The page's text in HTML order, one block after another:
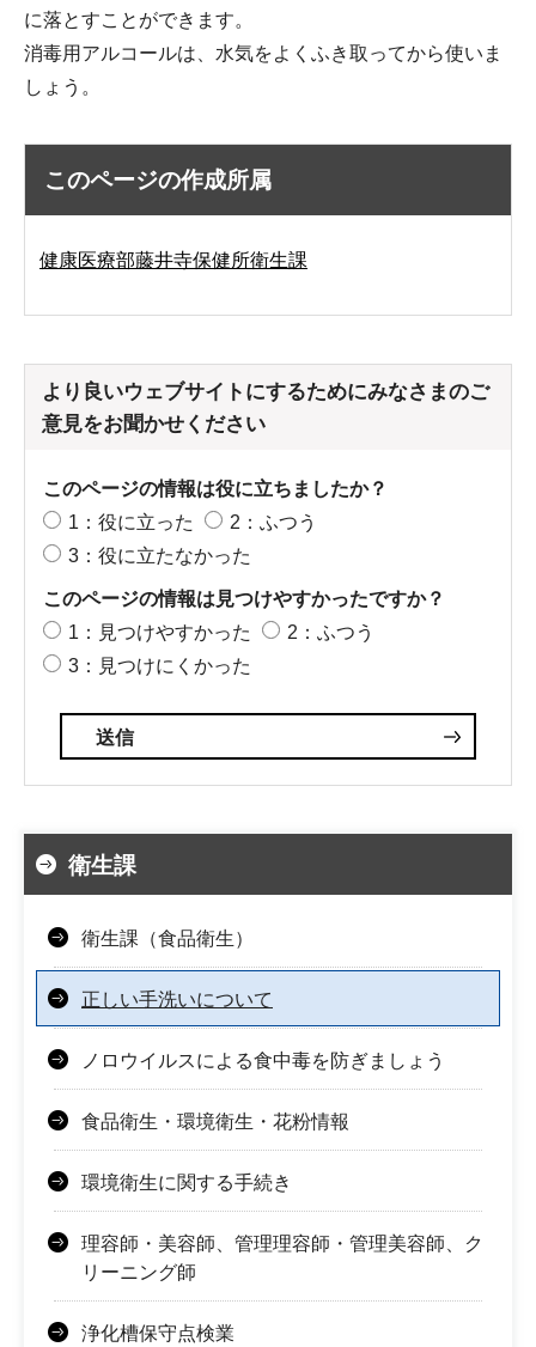
に落とすことができます。
消毒用アルコールは、水気をよくふき取ってから使いま
しょう。
このページの作成所属
健康医療部藤井寺保健所衛生課
より良いウェブサイトにするためにみなさまのご
意見をお聞かせください
このページの情報は役に立ちましたか？
1：役に立った
2：ふつう
3：役に立たなかった
このページの情報は見つけやすかったですか？
1：見つけやすかった
2：ふつう
3：見つけにくかった
衛生課
衛生課（食品衛生）
正しい手洗いについて
ノロウイルスによる食中毒を防ぎましょう
食品衛生・環境衛生・花粉情報
環境衛生に関する手続き
理容師・美容師、管理理容師・管理美容師、ク
リーニング師
浄化槽保守点検業